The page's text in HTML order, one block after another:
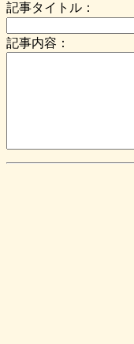
記事タイトル：
記事内容：